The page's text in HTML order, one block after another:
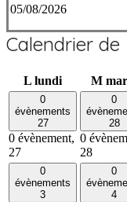
Calendrier de
L lundi M
0
évènements
27
0 évènement,
27
0
28
0
28
0
évènements
3
0
4